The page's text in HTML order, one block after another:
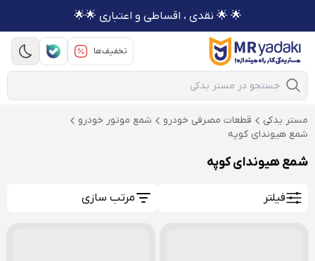
🌟 🌟 نقدی ، اقساطی و اعتباری 🌟🌟
تخفیف‌ها
Mobile Search
مستر یدکی قطعات مصرفی خودرو
شمع موتور خودرو
شمع هیوندای کوپه
شمع هیوندای کوپه
فیلتر مرتب سازی